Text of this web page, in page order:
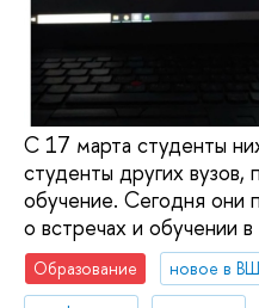
С 17 марта студенты
студенты других
обучение. Сегодня они
о встречах и обучении
Образование
новое в